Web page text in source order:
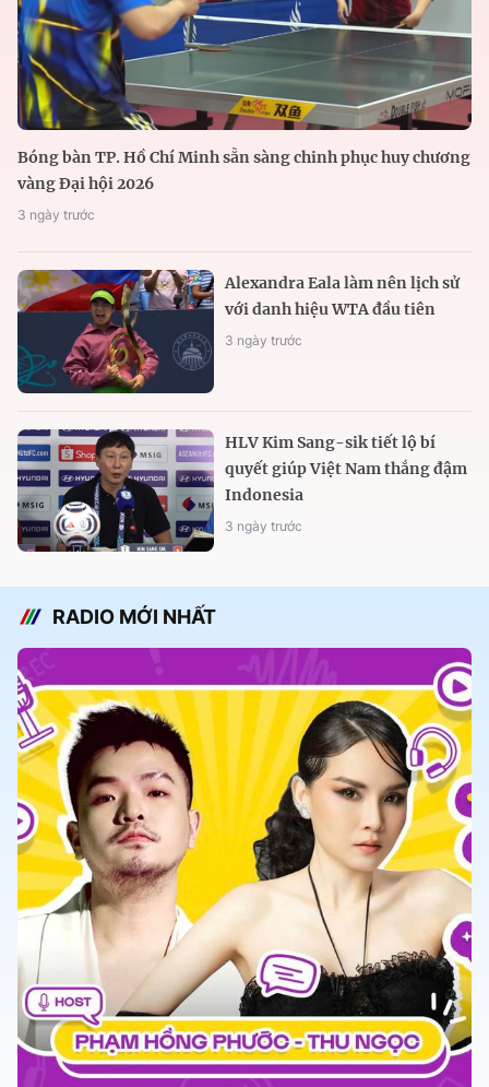
Bóng bàn TP. Hồ Chí Minh sẵn sàng chinh phục huy chương
vàng Đại hội 2026
3 ngày trước
Alexandra Eala làm nên lịch sử
với danh hiệu WTA đầu tiên
3 ngày trước
HLV Kim Sang-sik tiết lộ bí
quyết giúp Việt Nam thắng đậm
Indonesia
3 ngày trước
RADIO MỚI NHẤT